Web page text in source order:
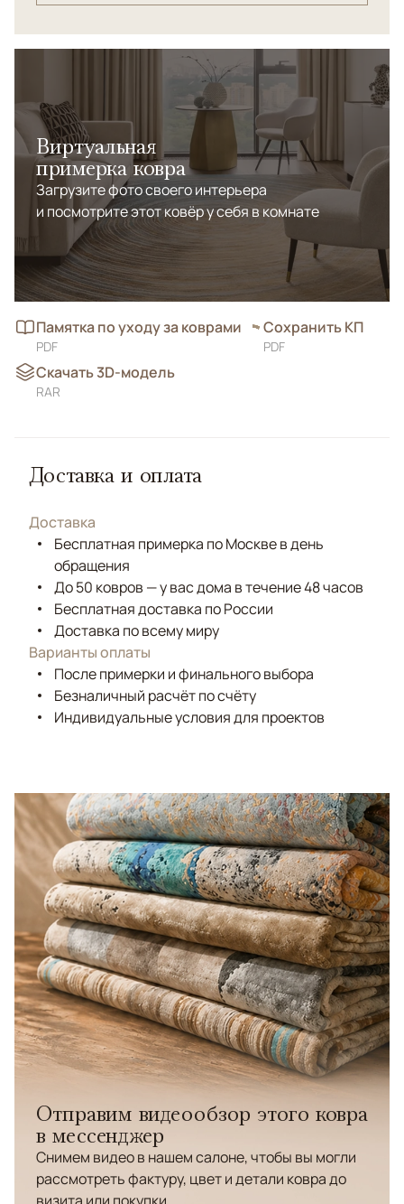
Виртуальная
примерка ковра
Загрузите фото своего интерьера
и посмотрите этот ковёр у себя в комнате
Памятка по уходу за коврами
PDF
Сохранить КП
PDF
Скачать 3D-модель
RAR
Доставка и оплата
Доставка
Бесплатная примерка по Москве в день
обращения
До 50 ковров — у вас дома в течение 48 часов
Бесплатная доставка по России
Доставка по всему миру
Варианты оплаты
После примерки и финального выбора
Безналичный расчёт по счёту
Индивидуальные условия для проектов
Отправим видеообзор этого ковра
в мессенджер
Снимем видео в нашем салоне, чтобы вы могли
рассмотреть фактуру, цвет и детали ковра до